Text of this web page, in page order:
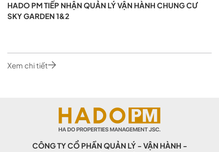
HADO PM TIẾP NHẬN QUẢN LÝ VẬN HÀNH CHUNG CƯ
SKY GARDEN 1&2
Xem chi tiết
HADO PM KÝ KẾT HỢP ĐỒNG QUẢN LÝ VẬN HÀNH
CÔNG TY CỔ PHẦN QUẢN LÝ - VẬN HÀNH -